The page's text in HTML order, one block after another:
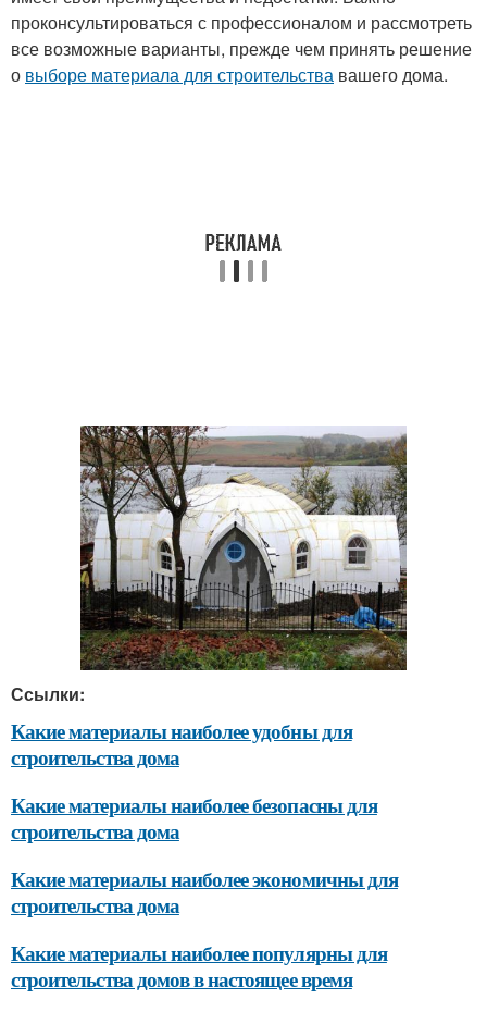
проконсультироваться с профессионалом и рассмотреть
все возможные варианты, прежде чем принять решение
о выборе материала для строительства вашего дома.
Ссылки:
Какие материалы наиболее удобны для
строительства дома
Какие материалы наиболее безопасны для
строительства дома
Какие материалы наиболее экономичны для
строительства дома
Какие материалы наиболее популярны для
строительства домов в настоящее время